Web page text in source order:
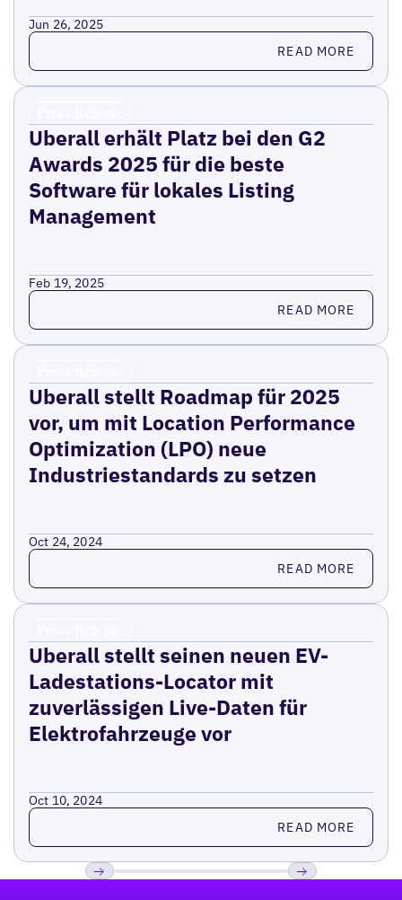
Jun 26, 2025
Read more READ MORE
Uberall erhält Platz bei den G2
Awards 2025 für die beste
Software für lokales Listing
Management
Feb 19, 2025
Read more READ MORE
Uberall stellt Roadmap für 2025
vor, um mit Location Performance
Optimization (LPO) neue
Industriestandards zu setzen
Oct 24, 2024
Read more READ MORE
Uberall stellt seinen neuen EV-
Ladestations-Locator mit
zuverlässigen Live-Daten für
Elektrofahrzeuge vor
Oct 10, 2024
Read more READ MORE